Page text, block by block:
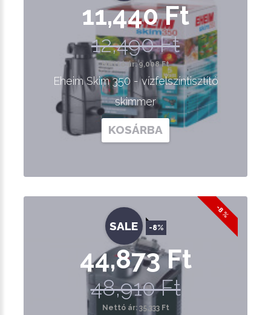
11,440 Ft
12,490 Ft
Nettó ár: 9,008 Ft
Eheim Skim 350 - vízfelszíntisztító
skimmer
KOSÁRBA
-8 %
SALE -8%
44,873 Ft
48,910 Ft
Nettó ár: 35,333 Ft